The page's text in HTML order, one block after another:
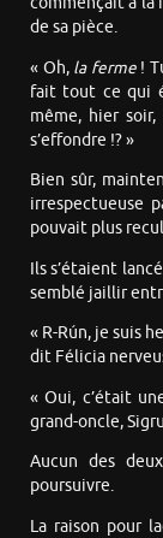
de sa pièce.
« Oh, la ferme !
fait tout ce qui
même, hier
s’effondre !? »
Bien sûr,
irrespectueuse
pouvait plus
Ils s’étaient
semblé jaillir
« R-Rún, je suis
dit Félicia
« Oui, c’était
grand-oncle,
Aucun des
poursuivre.
La raison pour